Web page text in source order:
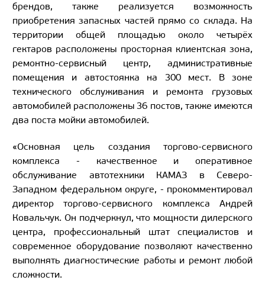
брендов, также реализуется возможность
приобретения запасных частей прямо со склада. На
территории общей площадью около четырёх
гектаров расположены просторная клиентская зона,
ремонтно-сервисный центр, административные
помещения и автостоянка на 300 мест. В зоне
технического обслуживания и ремонта грузовых
автомобилей расположены 36 постов, также имеются
два поста мойки автомобилей.
«Основная цель создания торгово-сервисного
комплекса - качественное и оперативное
обслуживание автотехники КАМАЗ в Северо-
Западном федеральном округе, - прокомментировал
директор торгово-сервисного комплекса Андрей
Ковальчук. Он подчеркнул, что мощности дилерского
центра, профессиональный штат специалистов и
современное оборудование позволяют качественно
выполнять диагностические работы и ремонт любой
сложности.